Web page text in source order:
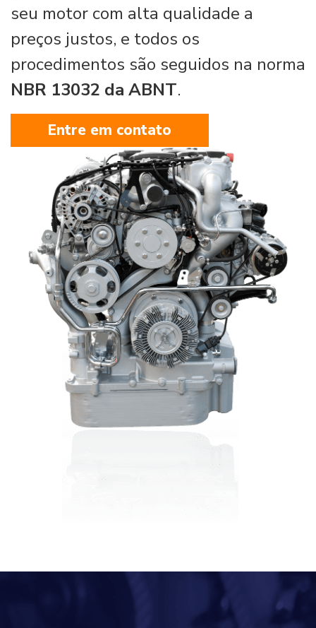
seu motor com alta qualidade a
preços justos, e todos os
procedimentos são seguidos na norma
NBR 13032 da ABNT.
Entre em contato